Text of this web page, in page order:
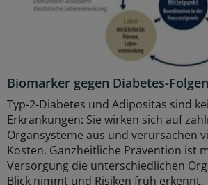
Biomarker gegen Diabetes-Folgen
Typ-2-Diabetes und Adipositas sind
Erkrankungen: Sie wirken sich auf
Organsysteme aus und verursachen
Kosten. Ganzheitliche Prävention ist
Versorgung die unterschiedlichen
Blick nimmt und Risiken früh erkennt.